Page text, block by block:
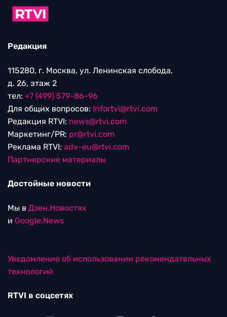
Редакция
115280, г. Москва, ул. Ленинская слобода,
д. 26, этаж 2
тел: +7 (499) 579-86-96
Для общих вопросов: Infortvi@rtvi.com
Редакция RTVI: news@rtvi.com
Маркетинг/PR: pr@rtvi.com
Реклама RTVI: adv-eu@rtvi.com
Партнерские материалы
Достойные новости
Мы в Дзен.Новостях
и Google.News
Уведомление об использовании рекомендательных
технологий
RTVI в соцсетях